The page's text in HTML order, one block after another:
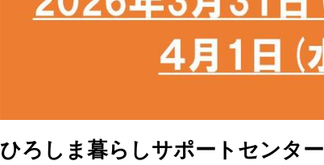
ひろしま暮らしサポートセンター